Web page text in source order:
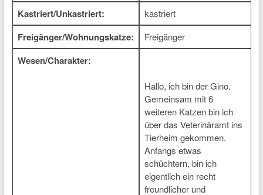
Kastriert/Unkastriert: kastriert
Freigänger/Wohnungskatze: Freigänger
Wesen/Charakter:
Hallo, ich bin der Gino.
Gemeinsam mit 6
weiteren Katzen bin ich
über das Veterinäramt ins
Tierheim gekommen.
Anfangs etwas
schüchtern, bin ich
eigentlich ein recht
freundlicher und